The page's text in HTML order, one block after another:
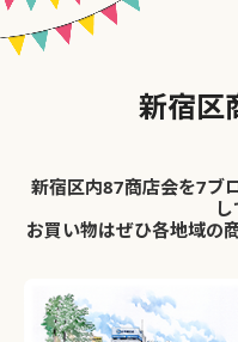
新宿区
新宿区内87商店会を7ブ
お買い物はぜひ各地域の